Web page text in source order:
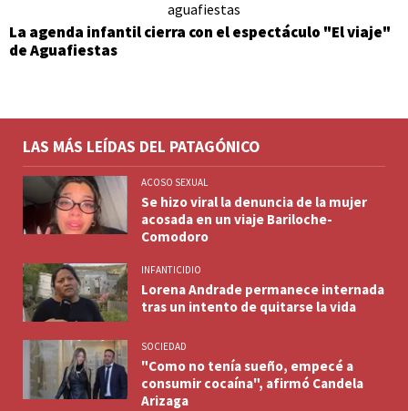
La agenda infantil cierra con el espectáculo "El viaje"
de Aguafiestas
LAS MÁS LEÍDAS DEL PATAGÓNICO
ACOSO SEXUAL
Se hizo viral la denuncia de la mujer
acosada en un viaje Bariloche-
Comodoro
INFANTICIDIO
Lorena Andrade permanece internada
tras un intento de quitarse la vida
SOCIEDAD
"Como no tenía sueño, empecé a
consumir cocaína", afirmó Candela
Arizaga